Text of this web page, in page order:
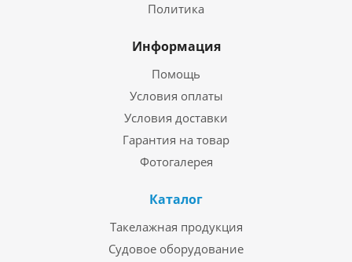
Политика
Информация
Помощь
Условия оплаты
Условия доставки
Гарантия на товар
Фотогалерея
Каталог
Такелажная продукция
Судовое оборудование